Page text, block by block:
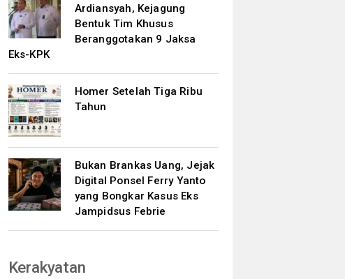
Ardiansyah, Kejagung
Bentuk Tim Khusus
Beranggotakan 9 Jaksa
Eks-KPK
Homer Setelah Tiga Ribu
Tahun
Bukan Brankas Uang, Jejak
Digital Ponsel Ferry Yanto
yang Bongkar Kasus Eks
Jampidsus Febrie
Kerakyatan